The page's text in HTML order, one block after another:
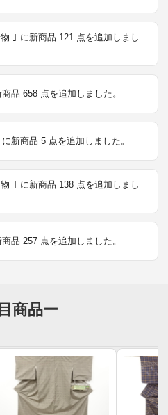
｣ に新商品 121 点を追加しまし
品 658 点を追加しました。
新商品 5 点を追加しました。
｣ に新商品 138 点を追加しまし
品 257 点を追加しました。
商品ー